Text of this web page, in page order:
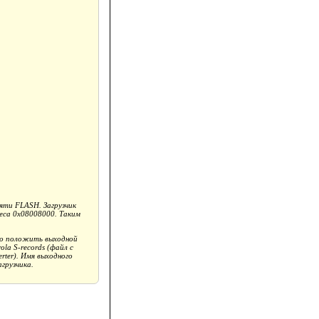
FLASH. Загрузчик
0x08008000. Таким
положить выходной
S-records (файл с
Имя выходного